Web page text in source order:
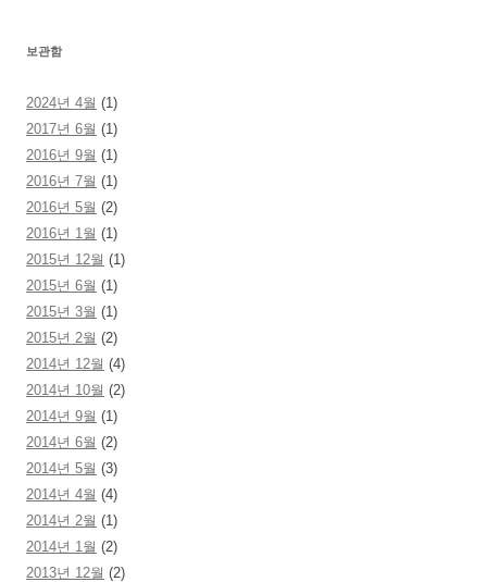
보관함
2024년 4월 (1)
2017년 6월 (1)
2016년 9월 (1)
2016년 7월 (1)
2016년 5월 (2)
2016년 1월 (1)
2015년 12월 (1)
2015년 6월 (1)
2015년 3월 (1)
2015년 2월 (2)
2014년 12월 (4)
2014년 10월 (2)
2014년 9월 (1)
2014년 6월 (2)
2014년 5월 (3)
2014년 4월 (4)
2014년 2월 (1)
2014년 1월 (2)
2013년 12월 (2)